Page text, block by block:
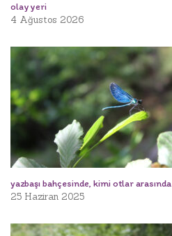
olay yeri
4 Ağustos 2026
yazbaşı bahçesinde, kimi otlar arasında
25 Haziran 2025